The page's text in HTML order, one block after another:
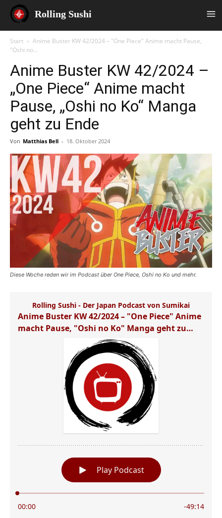
Rolling Sushi
Start
Anime Buster KW 42/2024 – "One Piece" Anime macht Pause,
"Oshi no...
Anime Buster KW 42/2024 –
„One Piece“ Anime macht
Pause, „Oshi no Ko“ Manga
geht zu Ende
Von Matthias Bell - 18. Oktober 2024
Diese Woche reden wir im Podcast über One Piece, Oshi no Ko und mehr.